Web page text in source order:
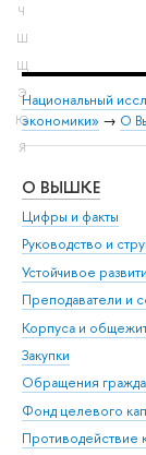
Ч
Ш
Щ
Э
Ю
Я
Национальный
экономики» → О
О ВЫШКЕ
Цифры и факты
Руководство и
Устойчивое
Преподаватели и
Корпуса и
Закупки
Обращения
Фонд целевого
Противодействие